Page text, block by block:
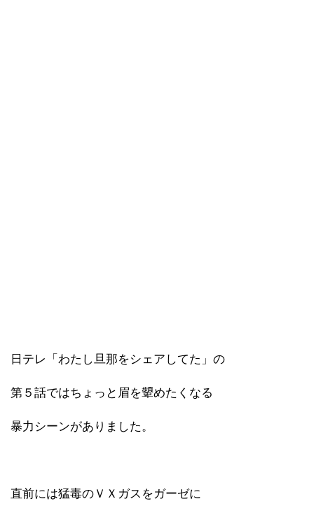
日テレ「わたし旦那をシェアしてた」の
第５話ではちょっと眉を顰めたくなる
暴力シーンがありました。
直前には猛毒のＶＸガスをガーゼに